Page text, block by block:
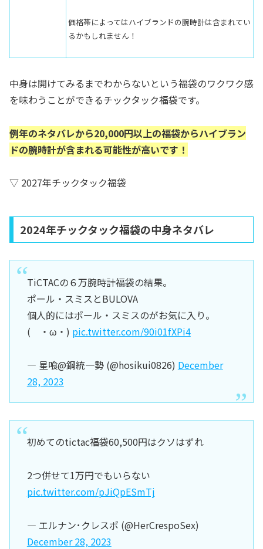
価格帯によってはハイブランドの腕時計は含まれてい
るかもしれません！
中身は開けてみるまでわからないという福袋のワクワク感
を味わうことができるチックタック福袋です。
例年のネタバレから20,000円以上の福袋からハイブラン
ドの腕時計が含まれる可能性が高いです！
▽ 2027年チックタック福袋
2024年チックタック福袋の中身ネタバレ
TiCTACの６万腕時計福袋の結果。
ポール・スミスとBULOVA
個人的にはポール・スミスのがお気に入り。
( ・ω・) pic.twitter.com/90i01fXPi4
— 星喰@鋼統一勢 (@hosikui0826) December
28, 2023
初めてのtictac福袋60,500円はクソはずれ
2つ併せて1万円でもいらない
pic.twitter.com/pJiQpESmTj
— エルナン･クレスポ (@HerCrespoSex)
December 28, 2023